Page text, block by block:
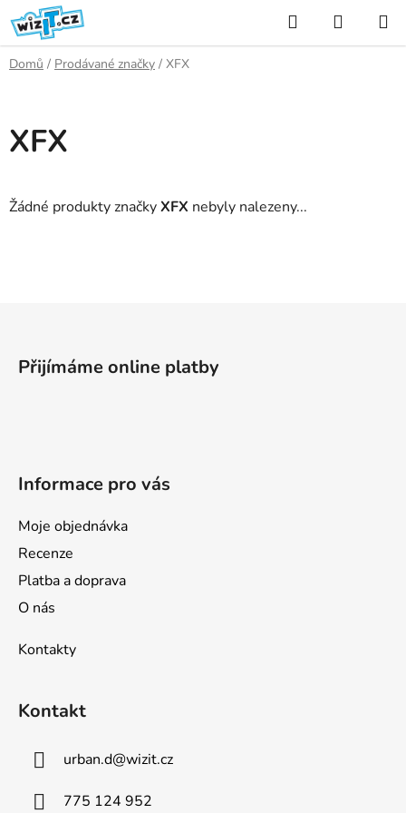
Přejít
na
obsah
Hledat
KOŠÍK
Domů / Prodávané značky / XFX
XFX
Žádné produkty značkyXFX nebyly nalezeny...
Přijímáme online platby
Informace pro vás
Moje objednávka
Recenze
Platba a doprava
O nás
Kontakty
Kontakt
urban.d@wizit.cz
775 124 952